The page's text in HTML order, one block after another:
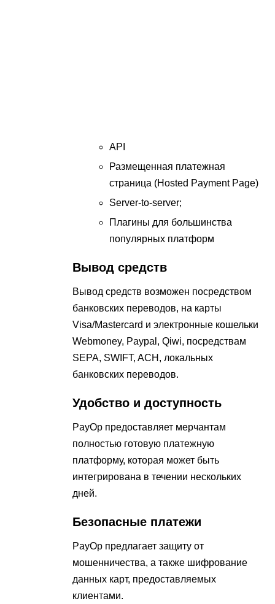
API
Размещенная платежная
страница (Hosted Payment Page)
Server-to-server;
Плагины для большинства
популярных платформ
Вывод средств
Вывод средств возможен посредством
банковских переводов, на карты
Visa/Mastercard и электронные кошельки
Webmoney, Paypal, Qiwi, посредствам
SEPA, SWIFT, ACH, локальных
банковских переводов.
Удобство и доступность
PayOp предоставляет мерчантам
полностью готовую платежную
платформу, которая может быть
интегрирована в течении нескольких
дней.
Безопасные платежи
PayOp предлагает защиту от
мошенничества, а также шифрование
данных карт, предоставляемых
клиентами.